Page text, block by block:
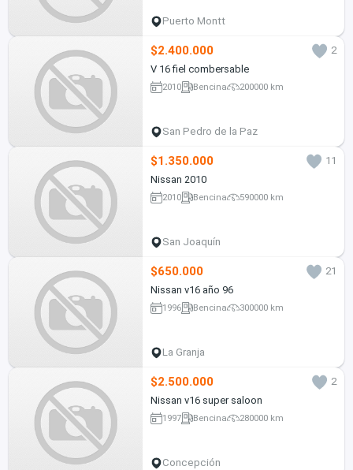
Puerto Montt
$2.400.000
2
V 16 fiel combersable
2010 Bencina 200000 km
San Pedro de la Paz
$1.350.000
11
Nissan 2010
2010 Bencina 590000 km
San Joaquín
$650.000
21
Nissan v16 año 96
1996 Bencina 300000 km
La Granja
$2.500.000
2
Nissan v16 super saloon
1997 Bencina 280000 km
Concepción